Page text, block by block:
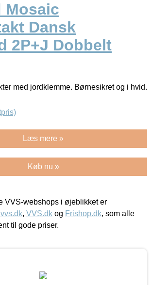
Mosaic
Dansk
2P+J Dobbelt
med jordklemme. Børnesikret og i hvid.
Læs mere »
Køb nu »
VVS-webshops i øjeblikket er
, VVS.dk og Frishop.dk, som alle
til gode priser.